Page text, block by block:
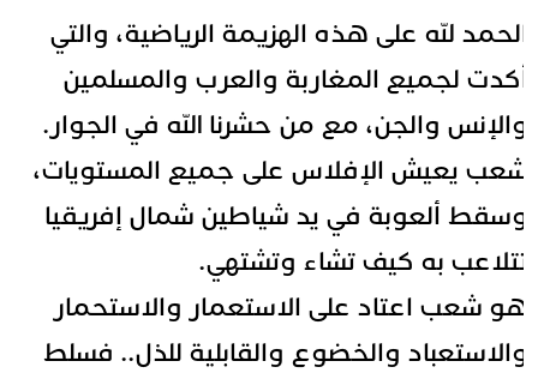
لله على هذه الهزيمة الرياضية، والتي
لجميعالمغاربةوالعرب والمسلمين
والجن، مع من حشرنا الله في الجوار.
يعيش الإفلاس على جميع المستويات،
ألعوبة في يد شياطين شمال إفريقيا
به كيف تشاء وتشتهي.
شعب اعتاد على الاستعمار والاستحمار
والخضوع والقابلية للذل.. فسلط